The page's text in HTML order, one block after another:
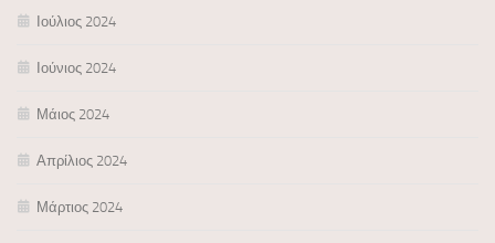
Ιούλιος 2024
Ιούνιος 2024
Μάιος 2024
Απρίλιος 2024
Μάρτιος 2024